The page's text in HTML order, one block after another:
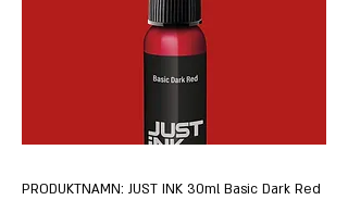
PRODUKTNAMN: JUST INK 30ml Basic Dark Red